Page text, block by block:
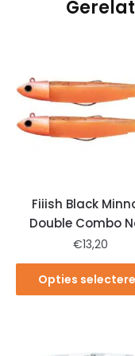
Fiiish Black
Double Combo
€13,20
Opties